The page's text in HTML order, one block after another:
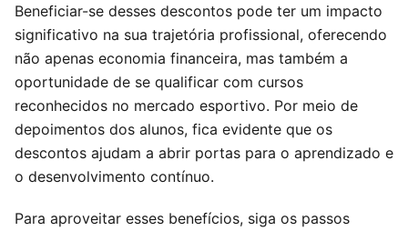
Beneficiar-se desses descontos pode ter um impacto
significativo na sua trajetória profissional, oferecendo
não apenas economia financeira, mas também a
oportunidade de se qualificar com cursos
reconhecidos no mercado esportivo. Por meio de
depoimentos dos alunos, fica evidente que os
descontos ajudam a abrir portas para o aprendizado e
o desenvolvimento contínuo.
Para aproveitar esses benefícios, siga os passos